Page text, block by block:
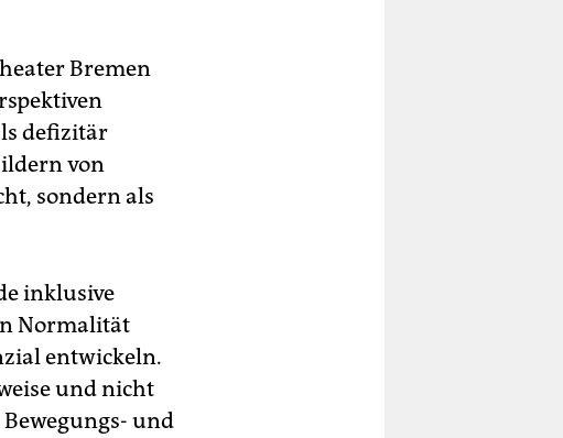
Bremen
defizitär
von
sondern als
inklusive
Normalität
entwickeln.
und nicht
und